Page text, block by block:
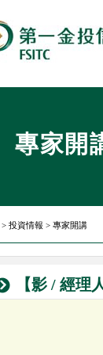
專家開
> 投資情報 > 專家開講
【影 / 經